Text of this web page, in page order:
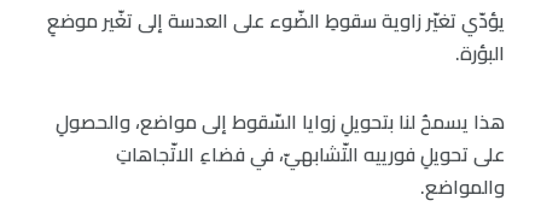
يؤدّي تغيّر زاوية سقوطِ الضّوء على العدسة إلى تغّير موضعِ
البؤرة.
هذا يسمحُ لنا بتحويلِ زوايا السّقوط إلى مواضع، والحصولِ
على تحويلِ فورييه التّشابهيّ، في فضاءِ الاتّجاهاتِ
والمواضع.